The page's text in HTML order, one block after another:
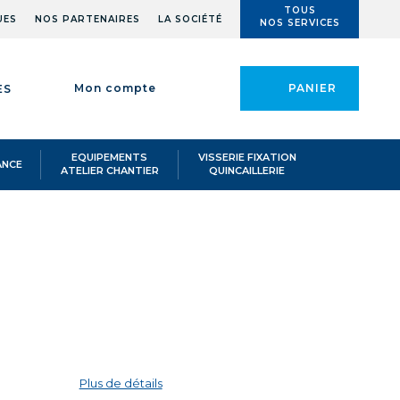
NOS PARTENAIRES LA SOCIÉTÉ
TOUS
NOS SERVICES
Mon compte PANIER
EQUIPEMENTS
ATELIER CHANTIER
VISSERIE FIXATION
QUINCAILLERIE
Plus de détails